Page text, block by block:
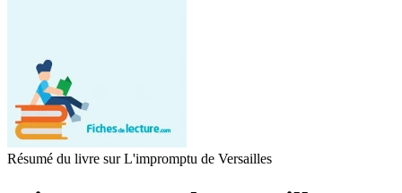
Résumé du livre sur L'impromptu de Versailles